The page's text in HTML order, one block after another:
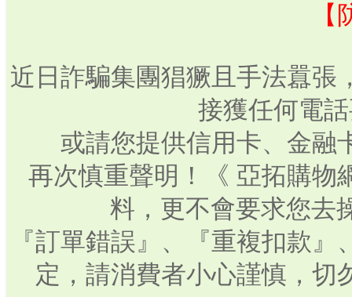
近日詐騙集團猖獗且手法囂張
接獲任何電
或請您提供信用卡、金融
再次慎重聲明！《 亞拓購物
料，更不會要求您去
『訂單錯誤』、『重複扣款
定，請消費者小心謹慎，切